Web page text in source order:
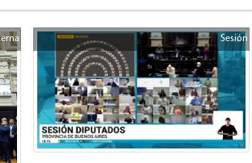
Sesión